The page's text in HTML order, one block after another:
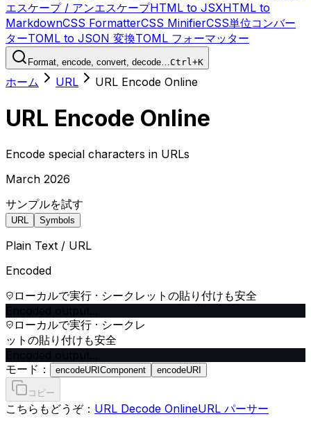
エスケープ / アンエスケープHTML to JSXHTML to
MarkdownCSS FormatterCSS MinifierCSS単位コンバー
ターTOML to JSON 変換TOML フォーマッター
Format, encode, convert, decode…Ctrl+K
ホーム URL URL Encode Online
URL Encode Online
Encode special characters in URLs
March 2026
サンプルを試す
URL Symbols
Plain Text / URL
Encoded
ローカルで実行 · シークレットの貼り付けも安全
ローカルで実行 · シークレ
ットの貼り付けも安全
モード：
encodeURIComponent encodeURI
コピー
こちらもどうぞ： URL Decode OnlineURL パーサー